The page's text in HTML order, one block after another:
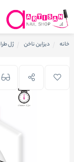
خانه دیزاین ناخن ژل